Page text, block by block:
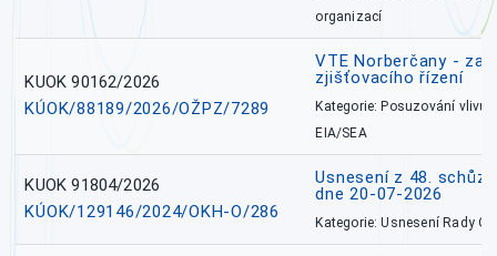
organizací
KUOK 90162/2026
KÚOK/88189/2026/OŽPZ/7289
VTE Norberčany -
zjišťovacího řízení
Kategorie: Posuzování vlivů
EIA/SEA
KUOK 91804/2026
KÚOK/129146/2024/OKH-O/286
Usnesení z 48.
dne 20-07-2026
Kategorie: Usnesení Rady